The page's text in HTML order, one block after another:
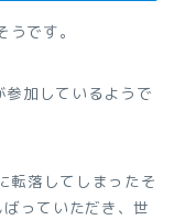
です。
参加しているようで
転落してしまったそ
っていただき、世